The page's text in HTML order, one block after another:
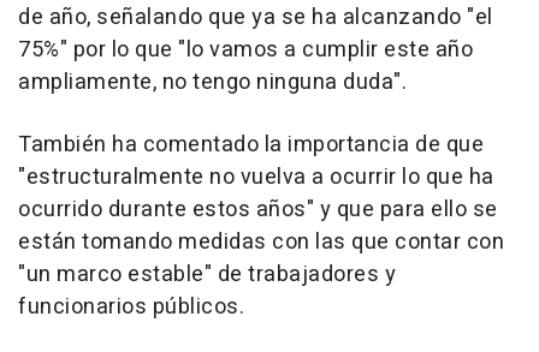
de año, señalando que ya se ha alcanzando "el
75%" por lo que "lo vamos a cumplir este año
ampliamente, no tengo ninguna duda".
También ha comentado la importancia de que
"estructuralmente no vuelva a ocurrir lo que ha
ocurrido durante estos años" y que para ello se
están tomando medidas con las que contar con
"un marco estable" de trabajadores y
funcionarios públicos.